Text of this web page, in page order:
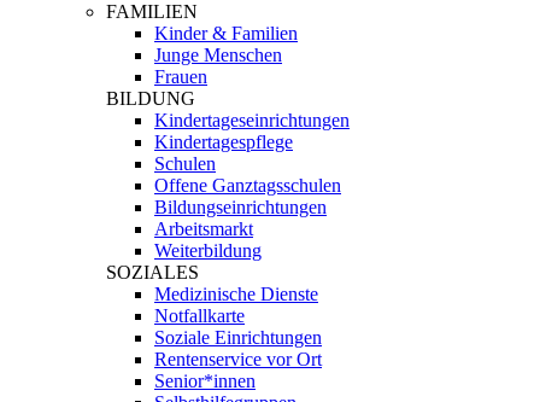
FAMILIEN
Kinder & Familien
Junge Menschen
Frauen
BILDUNG
Kindertageseinrichtungen
Kindertagespflege
Schulen
Offene Ganztagsschulen
Bildungseinrichtungen
Arbeitsmarkt
Weiterbildung
SOZIALES
Medizinische Dienste
Notfallkarte
Soziale Einrichtungen
Rentenservice vor Ort
Senior*innen